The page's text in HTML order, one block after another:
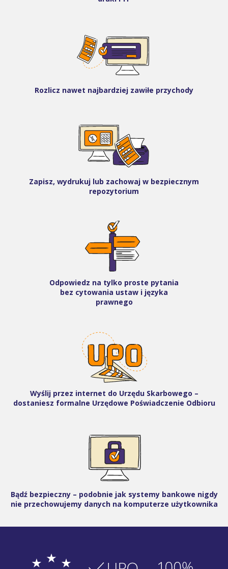
Rozlicz nawet najbardziej zawiłe przychody
Zapisz, wydrukuj lub zachowaj w bezpiecznym
repozytorium
Odpowiedz na tylko proste pytania
bez cytowania ustaw i języka
prawnego
Wyślij przez internet do Urzędu Skarbowego –
dostaniesz formalne Urzędowe Poświadczenie Odbioru
Bądź bezpieczny – podobnie jak systemy bankowe nigdy
nie przechowujemy danych na komputerze użytkownika